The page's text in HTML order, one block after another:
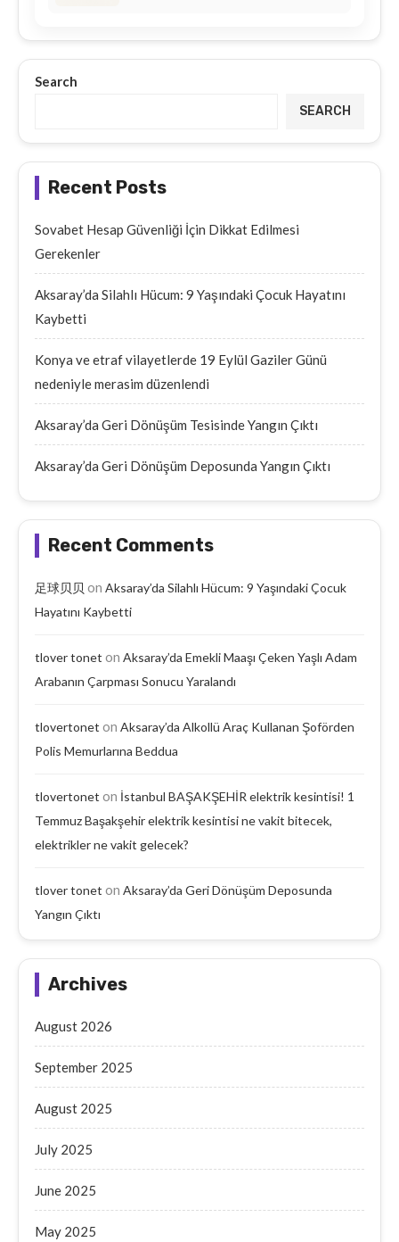
Search
SEARCH
Recent Posts
Sovabet Hesap Güvenliği İçin Dikkat Edilmesi
Gerekenler
Aksaray’da Silahlı Hücum: 9 Yaşındaki Çocuk Hayatını
Kaybetti
Konya ve etraf vilayetlerde 19 Eylül Gaziler Günü
nedeniyle merasim düzenlendi
Aksaray’da Geri Dönüşüm Tesisinde Yangın Çıktı
Aksaray’da Geri Dönüşüm Deposunda Yangın Çıktı
Recent Comments
足球贝贝 on Aksaray’da Silahlı Hücum: 9 Yaşındaki Çocuk
Hayatını Kaybetti
tlover tonet on Aksaray’da Emekli Maaşı Çeken Yaşlı Adam
Arabanın Çarpması Sonucu Yaralandı
tlovertonet on Aksaray’da Alkollü Araç Kullanan Şoförden
Polis Memurlarına Beddua
tlovertonet on İstanbul BAŞAKŞEHİR elektrik kesintisi! 1
Temmuz Başakşehir elektrik kesintisi ne vakit bitecek,
elektrikler ne vakit gelecek?
tlover tonet on Aksaray’da Geri Dönüşüm Deposunda
Yangın Çıktı
Archives
August 2026
September 2025
August 2025
July 2025
June 2025
May 2025